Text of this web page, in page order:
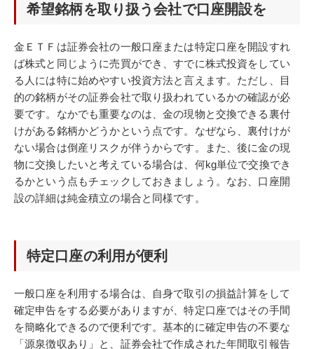
希望銘柄を取り扱う会社で口座開設を
金ＥＴＦは証券会社の一般口座または特定口座を開設すれ
ば株式と同じように売買ができ、すでに株式投資をしてい
る人には特に始めやすい投資方法と言えます。ただし、目
的の銘柄がその証券会社で取り扱われているかの確認が必
要です。なかでも重要なのは、金の現物と交換できる裏付
けがある銘柄かどうかという点です。なぜなら、裏付けが
ない場合は倒産リスクが伴うからです。また、後に金の現
物に交換したいと考えている場合は、何kg単位で交換でき
るかという点もチェックしておきましょう。なお、口座開
設の詳細は純金積立の場合と同様です。
特定口座の利用が便利
一般口座を利用する場合は、自身で取引の損益計算をして
確定申告をする必要がありますが、特定口座ではその手間
を簡略化できるので便利です。基本的に確定申告の不要な
「源泉徴収あり」と、証券会社で作成された年間取引報告